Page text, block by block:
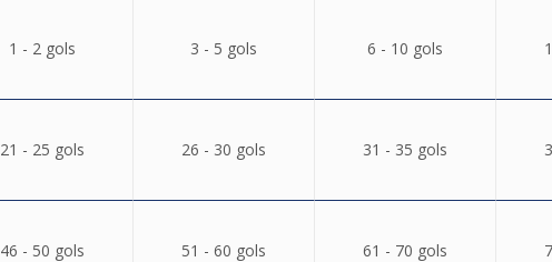
1 - 2 gols 3 - 5 gols 6 - 10 gols
21 - 25 gols 26 - 30 gols 31 - 35 gols
46 - 50 gols 51 - 60 gols 61 - 70 gols